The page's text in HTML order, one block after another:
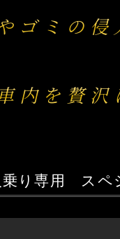
ゴミの
内を贅沢
り専用 スペ